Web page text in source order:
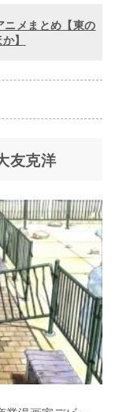
メまとめ【東の
】
友克洋